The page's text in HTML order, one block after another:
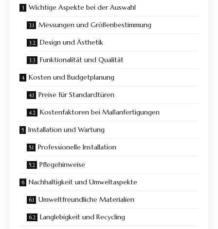
Wichtige Aspekte bei der Auswahl
Messungen und Größenbestimmung
Design und Ästhetik
Funktionalität und Qualität
Kosten und Budgetplanung
Preise für Standardtüren
Kostenfaktoren bei Maßanfertigungen
Installation und Wartung
Professionelle Installation
Pflegehinweise
Nachhaltigkeit und Umweltaspekte
Umweltfreundliche Materialien
Langlebigkeit und Recycling